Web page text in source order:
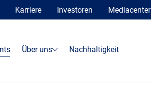
Karriere Investoren Mediacenter
Über uns Nachhaltigkeit